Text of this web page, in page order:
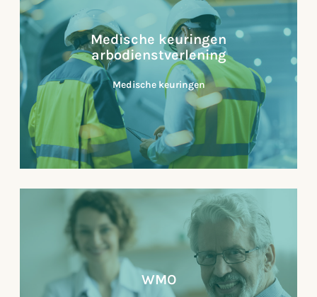
RI&E staat voor Risico-Inventarisatie en -Evaluatie.
Het is een systematische inventarisatie en evaluatie
van de risico's op het gebied van veiligheid,
gezondheid...
Lees verder
Medische keuringen
arbodienstverlening
Medische keuringen
Medische keuringen arbodienstverlening
Medische keuringen in de arbodienstverlening
sector, ook wel beroepsgerelateerde medische
keuringen genoemd, zijn keuringen die voor
bepaalde risicovolle...
WMO